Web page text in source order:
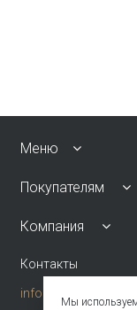
Меню
Покупателям
Компания
Контакты
info@emkafashion.ru
Мы